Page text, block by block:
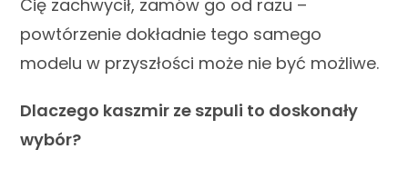
Cię zachwycił, zamów go od razu –
powtórzenie dokładnie tego samego
modelu w przyszłości może nie być możliwe.
Dlaczego kaszmir ze szpuli to doskonały
wybór?